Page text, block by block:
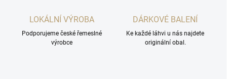
LOKÁLNÍ VÝROBA
Podporujeme české řemeslné
výrobce
DÁRKOVÉ BALENÍ
Ke každé láhvi u nás najdete
originální obal.